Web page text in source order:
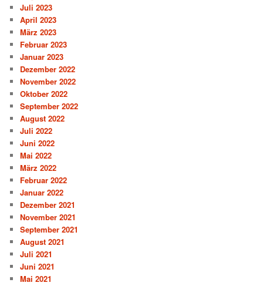
Juli 2023
April 2023
März 2023
Februar 2023
Januar 2023
Dezember 2022
November 2022
Oktober 2022
September 2022
August 2022
Juli 2022
Juni 2022
Mai 2022
März 2022
Februar 2022
Januar 2022
Dezember 2021
November 2021
September 2021
August 2021
Juli 2021
Juni 2021
Mai 2021